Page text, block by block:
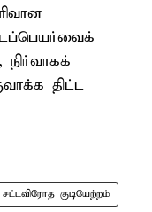
நிர்வாகக்
திட்ட
சட்டவிரோத குடியேற்றம்